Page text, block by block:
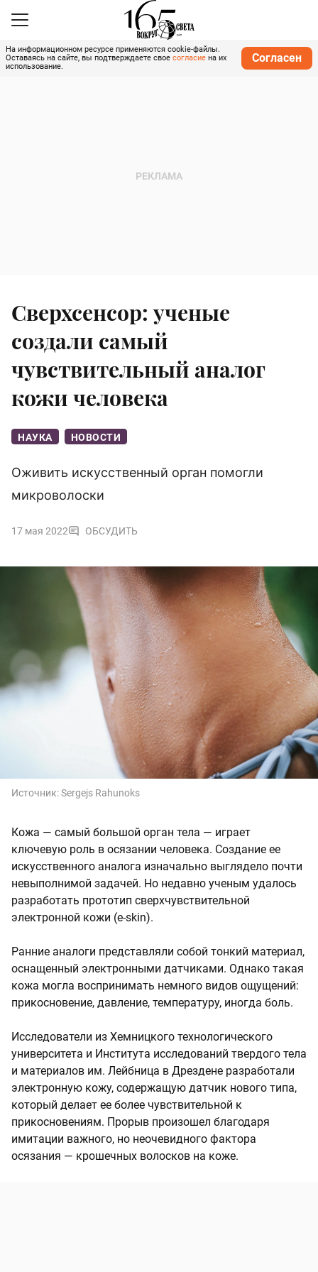
На информационном ресурсе применяются cookie-файлы.
Оставаясь на сайте, вы подтверждаете свое согласие на их
использование.
Согласен
Сверхсенсор: ученые
создали самый
чувствительный аналог
кожи человека
НАУКА НОВОСТИ
Оживить искусственный орган помогли
микроволоски
17 мая 2022 ОБСУДИТЬ
Источник:Sergejs Rahunoks
Кожа — самый большой орган тела — играет
ключевую роль в осязании человека. Создание ее
искусственного аналога изначально выглядело почти
невыполнимой задачей. Но недавно ученым удалось
разработать прототип сверхчувствительной
электронной кожи (e-skin).
Ранние аналоги представляли собой тонкий материал,
оснащенный электронными датчиками. Однако такая
кожа могла воспринимать немного видов ощущений:
прикосновение, давление, температуру, иногда боль.
Исследователи из Хемницкого технологического
университета и Института исследований твердого тела
и материалов им. Лейбница в Дрездене разработали
электронную кожу, содержащую датчик нового типа,
который делает ее более чувствительной к
прикосновениям. Прорыв произошел благодаря
имитации важного, но неочевидного фактора
осязания — крошечных волосков на коже.